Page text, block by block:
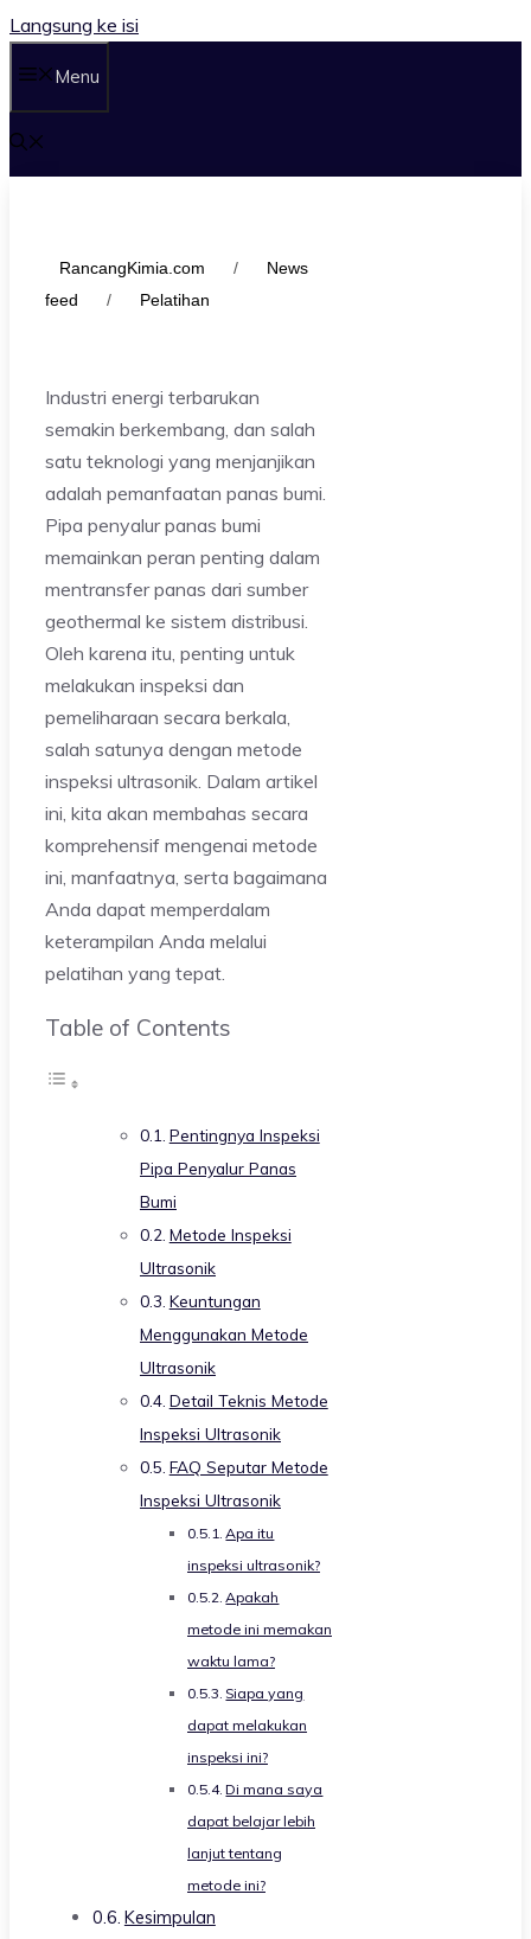
Langsung ke isi
Menu
RancangKimia.com /
News
feed
/ Pelatihan
Industri energi terbarukan
semakin berkembang, dan salah
satu teknologi yang menjanjikan
adalah pemanfaatan panas bumi.
Pipa penyalur panas bumi
memainkan peran penting dalam
mentransfer panas dari sumber
geothermal ke sistem distribusi.
Oleh karena itu, penting untuk
melakukan inspeksi dan
pemeliharaan secara berkala,
salah satunya dengan metode
inspeksi ultrasonik. Dalam artikel
ini, kita akan membahas secara
komprehensif mengenai metode
ini, manfaatnya, serta bagaimana
Anda dapat memperdalam
keterampilan Anda melalui
pelatihan yang tepat.
Table of Contents
Pentingnya Inspeksi
Pipa Penyalur Panas
Bumi
Metode Inspeksi
Ultrasonik
Keuntungan
Menggunakan Metode
Ultrasonik
Detail Teknis Metode
Inspeksi Ultrasonik
FAQ Seputar Metode
Inspeksi Ultrasonik
Apa itu
inspeksi ultrasonik?
Apakah
metode ini memakan
waktu lama?
Siapa yang
dapat melakukan
inspeksi ini?
Di mana saya
dapat belajar lebih
lanjut tentang
metode ini?
Kesimpulan